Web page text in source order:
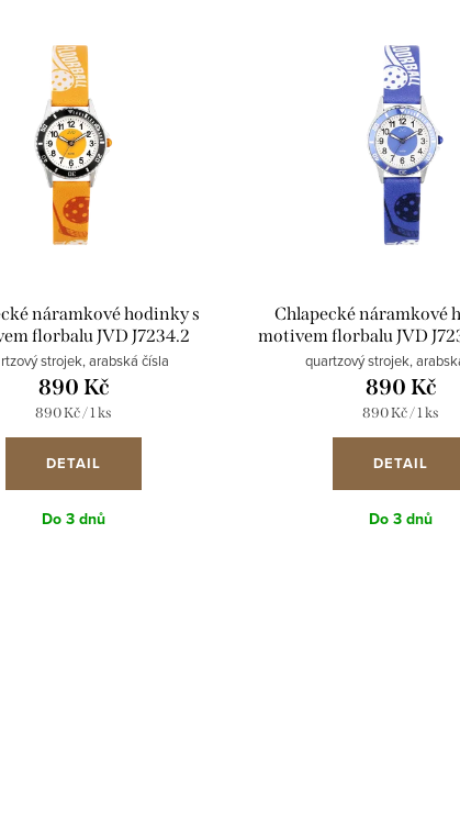
náramkové hodinky s
florbalu JVD J7234.2
oranžové
strojek, arabská čísla
890 Kč
Měrná
cena:
890 Kč / 1 ks
DETAIL
Do 3 dnů
Chlapecké náramkové
motivem florbalu JVD
quartzový strojek,
890 Kč
Měrná
cena:
890 Kč / 1 ks
DETAIL
Do 3 dnů